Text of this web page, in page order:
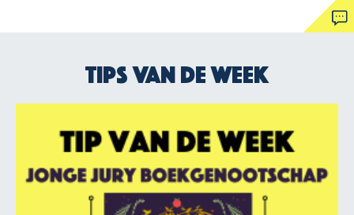
Tips van de week